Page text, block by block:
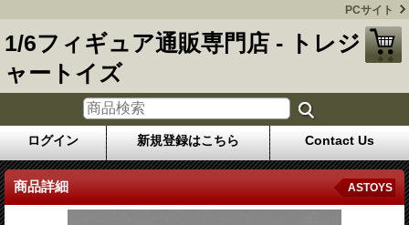
PCサイト
1/6フィギュア通販専門店 - トレジ
ャートイズ
ログイン 新規登録はこちら Contact Us
商品詳細 ASTOYS